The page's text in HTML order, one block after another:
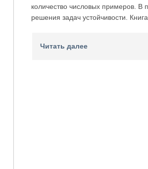
количество числовых примеров. В
решения задач устойчивости.
Читать далее